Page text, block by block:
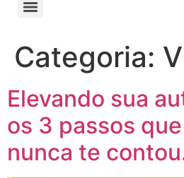
Categoria:
Elevando sua
os 3 passos
nunca te